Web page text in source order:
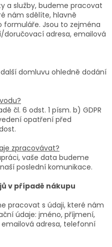
a služby, budeme pracovat
nám sdělíte, hlavně
Jsou to zejména
adresa, emailová
domluvu ohledně dodání
čl. 6 odst. 1 písm. b) GDPR
opatření před
zpracovávat?
vaše data budeme
poslední komunikace.
v případě nákupu
pracovat s údaji, které nám
údaje: jméno, příjmení,
adresa, telefonní